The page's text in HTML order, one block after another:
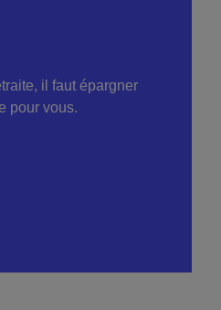
il faut épargner
pour vous.